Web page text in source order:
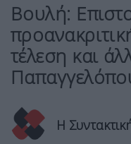
Βουλή:
τέλεση και
Η